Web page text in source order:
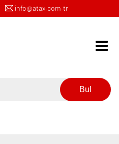
info@atax.com.tr
Bul